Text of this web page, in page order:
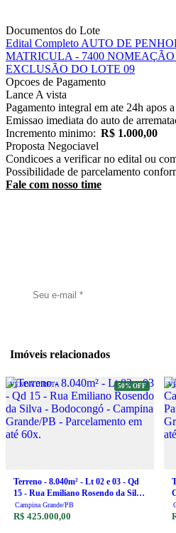
Documentos do Lote
Edital Completo AUTO DE
MATRICULA - 7400 NOMEAÇÃO
EXCLUSÃO DO LOTE 09
Opcoes de Pagamento
Lance A vista
Pagamento integral em ate 24h apos
Emissao imediata do auto de
Incremento minimo: R$ 1.000,00
Proposta Negociavel
Condicoes a verificar no edital ou
Possibilidade de parcelamento
Fale com nosso time
Imóveis relacionados
VENDA DIRETA 50% OFF
Terreno - 8.040m² - Lt 02 e 03 - Qd
15 - Rua Emiliano Rosendo da Silva
- Bodocongó - Campina Grande/PB
- Parcelamento em até 60x.
Campina Grande/PB
R$ 425.000,00